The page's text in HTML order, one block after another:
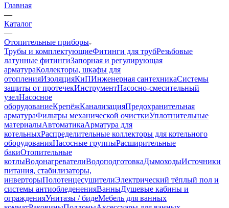
Главная
—
Каталог
—
Отопительные приборы
Трубы и комплектующиеФитинги для трубРезьбовые
латунные фитингиЗапорная и регулирующая
арматураКоллекторы, шкафы для
отопленияИзоляцияКиПИнженерная сантехникаСистемы
защиты от протечекИнструментНасосно-смесительный
узелНасосное
оборудованиеКрепёжКанализацияПредохранительная
арматураФильтры механической очисткиУплотнительные
материалыАвтоматикаАрматура для
котельныхРаспределительные коллекторы для котельного
оборудованияНасосные группыРасширительные
бакиОтопительные
котлыВодонагревателиВодоподготовкаДымоходыИсточники
питания, стабилизаторы,
инверторыПолотенцесушителиЭлектрический тёплый пол и
системы антиобледененияВанныДушевые кабины и
огражденияУнитазы / бидеМебель для ванных